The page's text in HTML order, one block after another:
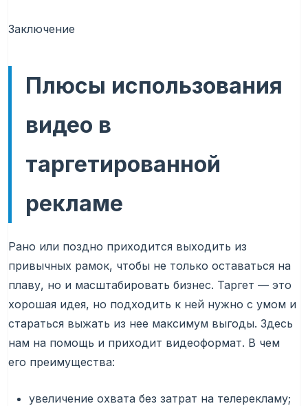
Заключение
Плюсы использования
видео в
таргетированной
рекламе
Рано или поздно приходится выходить из
привычных рамок, чтобы не только оставаться на
плаву, но и масштабировать бизнес. Таргет — это
хорошая идея, но подходить к ней нужно с умом и
стараться выжать из нее максимум выгоды. Здесь
нам на помощь и приходит видеоформат. В чем
его преимущества:
увеличение охвата без затрат на телерекламу;